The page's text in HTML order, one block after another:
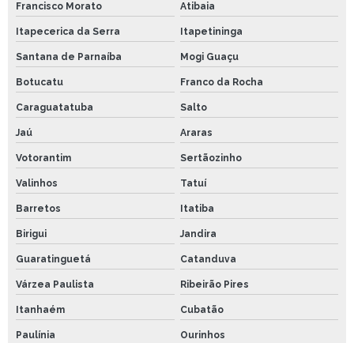
Francisco Morato Atibaia
Itapecerica da Serra Itapetininga
Santana de Parnaíba Mogi Guaçu
Botucatu Franco da Rocha
Caraguatatuba Salto
Jaú Araras
Votorantim Sertãozinho
Valinhos Tatuí
Barretos Itatiba
Birigui Jandira
Guaratinguetá Catanduva
Várzea Paulista Ribeirão Pires
Itanhaém Cubatão
Paulínia Ourinhos